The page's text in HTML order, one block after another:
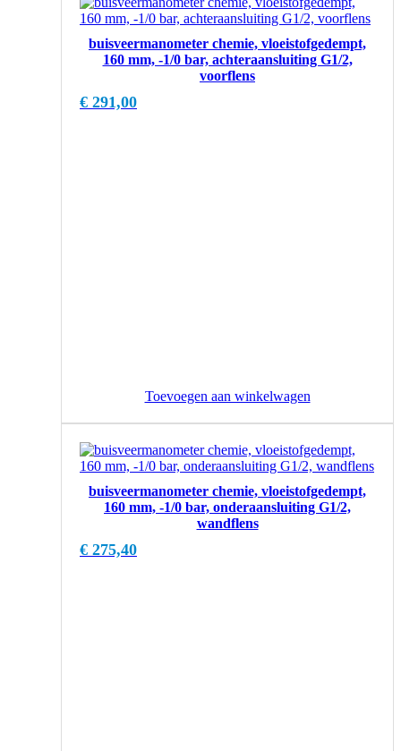
buisveermanometer chemie, vloeistofgedempt,
160 mm, -1/0 bar, achteraansluiting G1/2,
voorflens
€ 291,00
Toevoegen aan winkelwagen
buisveermanometer chemie, vloeistofgedempt,
160 mm, -1/0 bar, onderaansluiting G1/2,
wandflens
€ 275,40